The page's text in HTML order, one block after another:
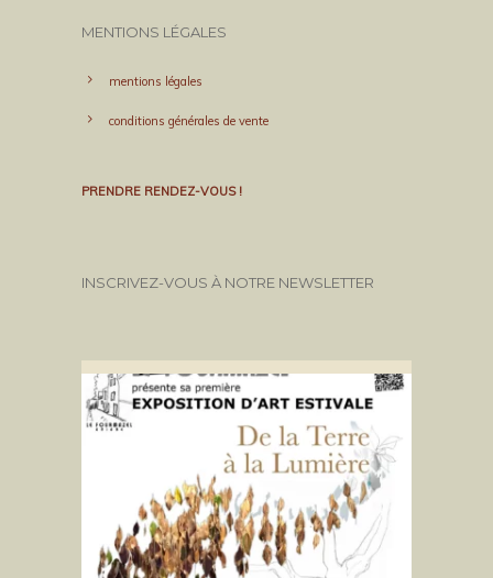
MENTIONS LÉGALES
mentions légales
conditions générales de vente
PRENDRE RENDEZ-VOUS !
INSCRIVEZ-VOUS À NOTRE NEWSLETTER